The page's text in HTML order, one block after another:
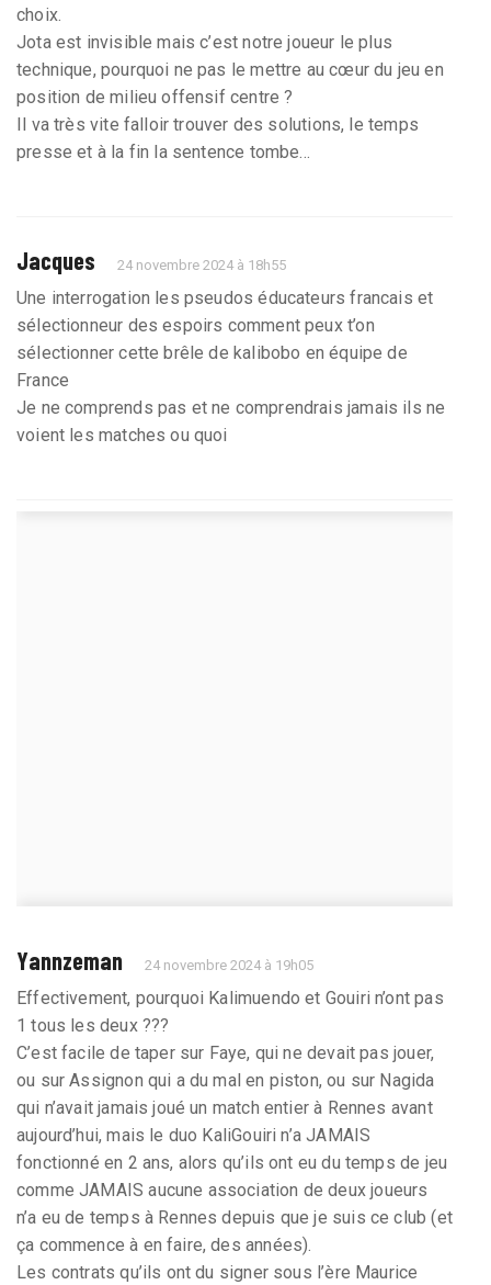
choix.
Jota est invisible mais c’est notre joueur le plus
technique, pourquoi ne pas le mettre au cœur du jeu en
position de milieu offensif centre ?
Il va très vite falloir trouver des solutions, le temps
presse et à la fin la sentence tombe...
Jacques 24 novembre 2024 à 18h55
Une interrogation les pseudos éducateurs francais et
sélectionneur des espoirs comment peux t’on
sélectionner cette brêle de kalibobo en équipe de
France
Je ne comprends pas et ne comprendrais jamais ils ne
voient les matches ou quoi
Yannzeman 24 novembre 2024 à 19h05
Effectivement, pourquoi Kalimuendo et Gouiri n’ont pas
1 tous les deux ???
C’est facile de taper sur Faye, qui ne devait pas jouer,
ou sur Assignon qui a du mal en piston, ou sur Nagida
qui n’avait jamais joué un match entier à Rennes avant
aujourd’hui, mais le duo KaliGouiri n’a JAMAIS
fonctionné en 2 ans, alors qu’ils ont eu du temps de jeu
comme JAMAIS aucune association de deux joueurs
n’a eu de temps à Rennes depuis que je suis ce club (et
ça commence à en faire, des années).
Les contrats qu’ils ont du signer sous l’ère Maurice